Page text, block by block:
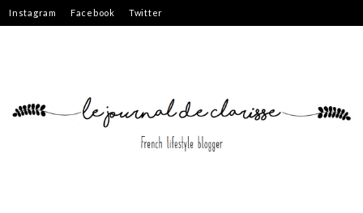
Skip
to
Instagram Facebook Twitter